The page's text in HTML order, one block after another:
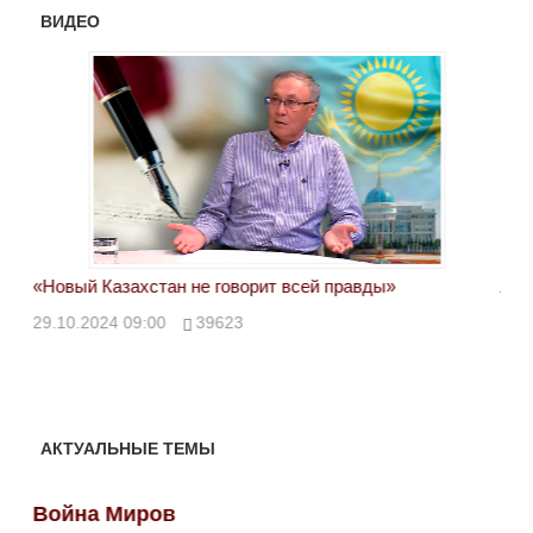
ВИДЕО
«Новый Казахстан не говорит всей правды»
29.10.2024 09:00 39623
АКТУАЛЬНЫЕ ТЕМЫ
Война Миров